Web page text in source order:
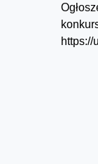
https://